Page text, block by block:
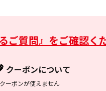
ご質問』をご確認く
クーポンについて
クーポンが使えません